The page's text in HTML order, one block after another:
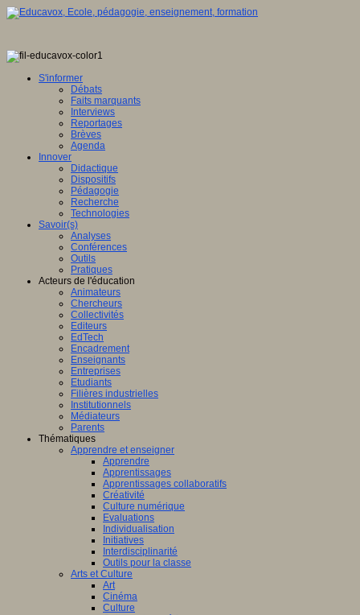
S'informer
Débats
Faits marquants
Interviews
Reportages
Brèves
Agenda
Innover
Didactique
Dispositifs
Pédagogie
Recherche
Technologies
Savoir(s)
Analyses
Conférences
Outils
Pratiques
Acteurs de l'éducation
Animateurs
Chercheurs
Collectivités
Editeurs
EdTech
Encadrement
Enseignants
Entreprises
Etudiants
Filières industrielles
Institutionnels
Médiateurs
Parents
Thématiques
Apprendre et enseigner
Apprendre
Apprentissages
Apprentissages collaboratifs
Créativité
Culture numérique
Evaluations
Individualisation
Initiatives
Interdisciplinarité
Outils pour la classe
Arts et Culture
Art
Cinéma
Culture